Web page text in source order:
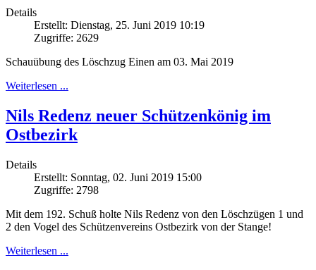
Details
Erstellt: Dienstag, 25. Juni 2019 10:19
Zugriffe: 2629
Schauübung des Löschzug Einen am 03. Mai 2019
Weiterlesen ...
Nils Redenz neuer Schützenkönig im
Ostbezirk
Details
Erstellt: Sonntag, 02. Juni 2019 15:00
Zugriffe: 2798
Mit dem 192. Schuß holte Nils Redenz von den Löschzügen 1 und
2 den Vogel des Schützenvereins Ostbezirk von der Stange!
Weiterlesen ...